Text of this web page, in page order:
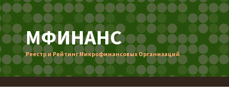
МФИНАНС
Реестр и Рейтинг Микрофинансовых Организаций